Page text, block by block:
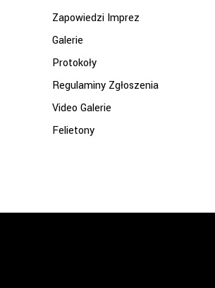
Zapowiedzi Imprez
Galerie
Protokoły
Regulaminy Zgłoszenia
Video Galerie
Felietony